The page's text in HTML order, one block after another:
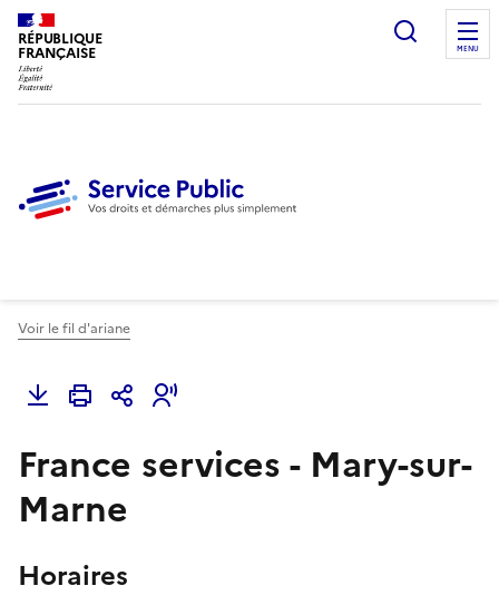
RÉPUBLIQUE
FRANÇAISE
Ouvrir
MENU
Voir le fil d'ariane
France services - Mary-sur-
Marne
Horaires